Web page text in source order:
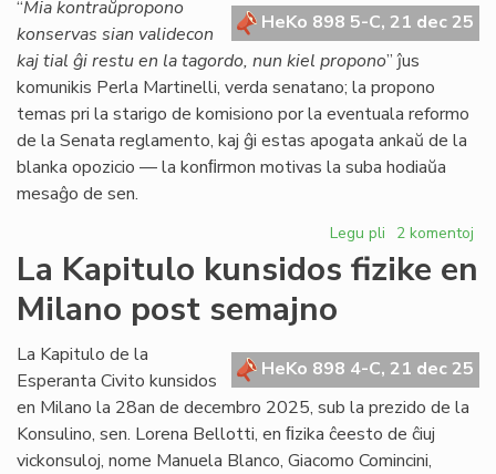
HeKo 898 5-C, 21 dec 25
“Mia kontraŭpropono
konservas sian validecon
kaj tial ĝi restu en la tagordo, nun kiel propono” ĵus
komunikis Perla Martinelli, verda senatano; la propono
temas pri la starigo de komisiono por la eventuala reformo
de la Senata reglamento, kaj ĝi estas apogata ankaŭ de la
blanka opozicio — la konﬁrmon motivas la suba hodiaŭa
mesaĝo de sen.
Legu pli pri
Senata
reglamento:
Martinelli
konfirmas
2 komentoj
La Kapitulo kunsidos fizike en
Milano post semajno
HeKo 898 4-C, 21 dec 25
La Kapitulo de la
Esperanta Civito kunsidos
en Milano la 28an de decembro 2025, sub la prezido de la
Konsulino, sen. Lorena Bellotti, en ﬁzika ĉeesto de ĉiuj
vickonsuloj, nome Manuela Blanco, Giacomo Comincini,